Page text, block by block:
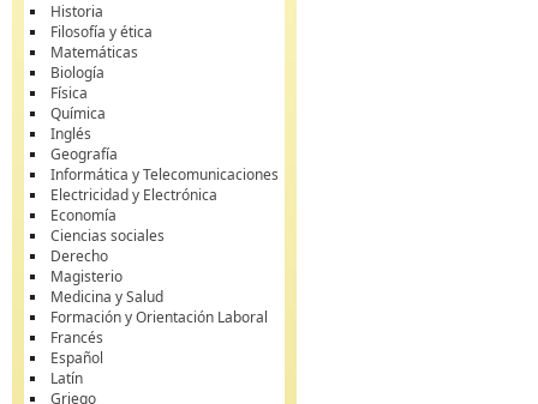
Historia
Filosofía y ética
Matemáticas
Biología
Física
Química
Inglés
Geografía
Informática y Telecomunicaciones
Electricidad y Electrónica
Economía
Ciencias sociales
Derecho
Magisterio
Medicina y Salud
Formación y Orientación Laboral
Francés
Español
Latín
Griego